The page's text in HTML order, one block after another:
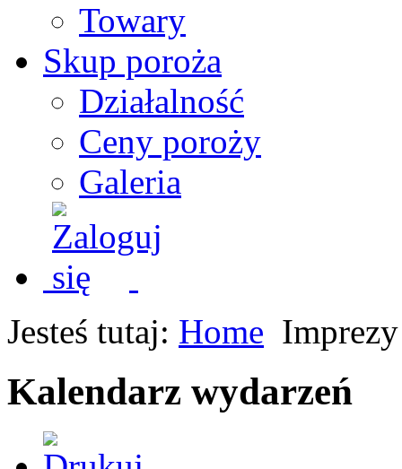
Towary
Skup poroża
Działalność
Ceny poroży
Galeria
Jesteś tutaj: Home Imprezy
Kalendarz wydarzeń